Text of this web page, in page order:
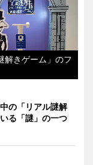
解きゲーム」のフ
の「リアル謎解
る「謎」の一つ